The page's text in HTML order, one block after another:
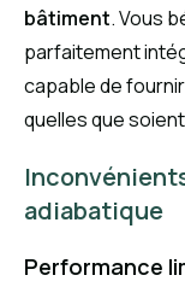
bâtiment. Vous
parfaitement
capable de
quelles que
adiabatique
Performance